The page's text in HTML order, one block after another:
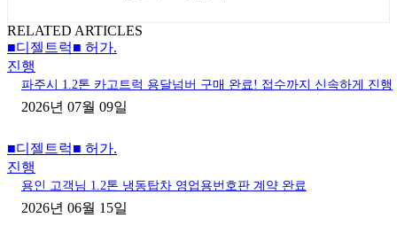
RELATED ARTICLES
■디젤트럭■ 허가.
진행
파주시 1.2톤 카고트럭 용달넘버 구매 완료! 접수까지 신속하게 진행
2026년 07월 09일
■디젤트럭■ 허가.
진행
용인 고객님 1.2톤 냉동탑차 영업용번호판 계약 완료
2026년 06월 15일